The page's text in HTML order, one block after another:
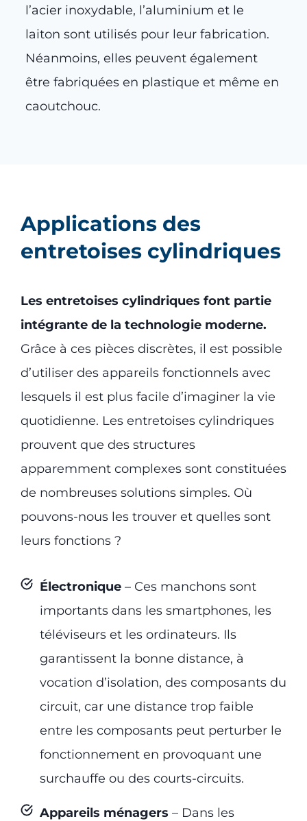
l’acier inoxydable, l’aluminium et le
laiton sont utilisés pour leur fabrication.
Néanmoins, elles peuvent également
être fabriquées en plastique et même en
caoutchouc.
Applications des
entretoises cylindriques
Les entretoises cylindriques font partie
intégrante de la technologie moderne.
Grâce à ces pièces discrètes, il est possible
d’utiliser des appareils fonctionnels avec
lesquels il est plus facile d’imaginer la vie
quotidienne. Les entretoises cylindriques
prouvent que des structures
apparemment complexes sont constituées
de nombreuses solutions simples. Où
pouvons-nous les trouver et quelles sont
leurs fonctions ?
Électronique – Ces manchons sont
importants dans les smartphones, les
téléviseurs et les ordinateurs. Ils
garantissent la bonne distance, à
vocation d’isolation, des composants du
circuit, car une distance trop faible
entre les composants peut perturber le
fonctionnement en provoquant une
surchauffe ou des courts-circuits.
Appareils ménagers – Dans les